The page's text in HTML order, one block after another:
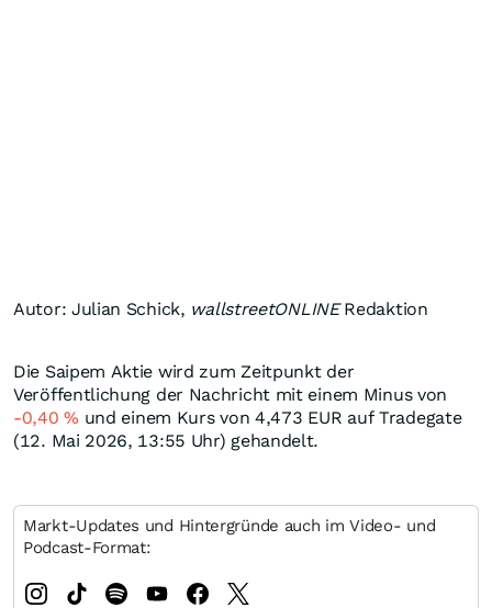
Autor: Julian Schick, wallstreetONLINERedaktion
Die Saipem Aktie wird zum Zeitpunkt der
Veröffentlichung der Nachricht mit einem Minus von
-0,40% und einem Kurs von 4,473 EUR auf Tradegate
(12. Mai 2026, 13:55 Uhr) gehandelt.
Markt-Updates und Hintergründe auch im Video- und
Podcast-Format: